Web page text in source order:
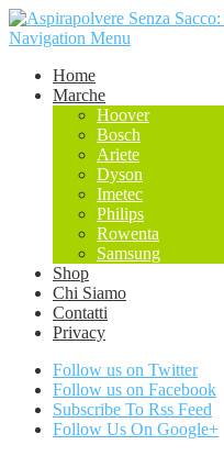
Navigation Menu
Home
Marche
Hoover
Bosch
Ariete
Dyson
Imetec
Philips
Rowenta
Samsung
Shop
Chi Siamo
Contatti
Privacy
Follow us on Twitter
Follow us on Facebook
Subscribe To Rss Feed
Follow Us On Google+